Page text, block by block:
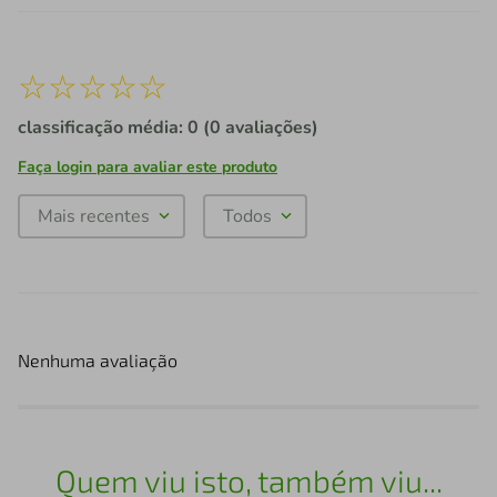
☆☆☆☆☆
classificação média: 0 (0 avaliações)
Faça login para avaliar este produto
Mais recentes Todos
Nenhuma avaliação
Quem viu isto, também viu...